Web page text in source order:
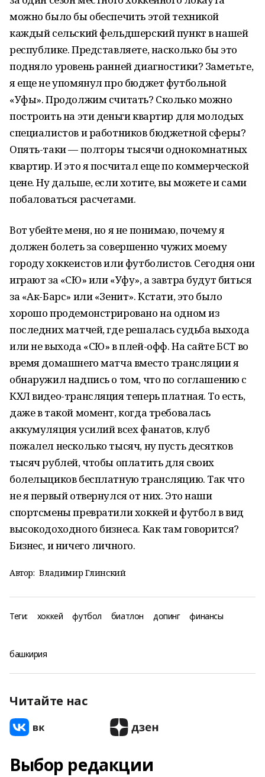
можно было бы обеспечить этой техникой
каждый сельский фельдшерский пункт в нашей
республике. Представляете, насколько бы это
подняло уровень ранней диагностики? Заметьте,
я еще не упомянул про бюджет футбольной
«Уфы». Продолжим считать? Сколько можно
построить на эти деньги квартир для молодых
специалистов и работников бюджетной сферы?
Опять-таки — полторы тысячи однокомнатных
квартир. И это я посчитал еще по коммерческой
цене. Ну дальше, если хотите, вы можете и сами
побаловаться расчетами.
Вот убейте меня, но я не понимаю, почему я
должен болеть за совершенно чужих моему
городу хоккеистов или футболистов. Сегодня они
играют за «СЮ» или «Уфу», а завтра будут биться
за «Ак-Барс» или «Зенит». Кстати, это было
хорошо продемонстрировано на одном из
последних матчей, где решалась судьба выхода
или не выхода «СЮ» в плей-офф. На сайте БСТ во
время домашнего матча вместо трансляции я
обнаружил надпись о том, что по соглашению с
КХЛ видео-трансляция теперь платная. То есть,
даже в такой момент, когда требовалась
аккумуляция усилий всех фанатов, клуб
пожалел несколько тысяч, ну пусть десятков
тысяч рублей, чтобы оплатить для своих
болельщиков бесплатную трансляцию. Так что
не я первый отвернулся от них. Это наши
спортсмены превратили хоккей и футбол в вид
высокодоходного бизнеса. Как там говорится?
Бизнес, и ничего личного.
Автор: Владимир Глинский
Теги: хоккей футбол биатлон допинг финансы
башкирия
Читайте нас
Выбор редакции